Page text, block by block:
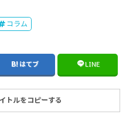
コラム
はてブ LINE
トルをコピーする